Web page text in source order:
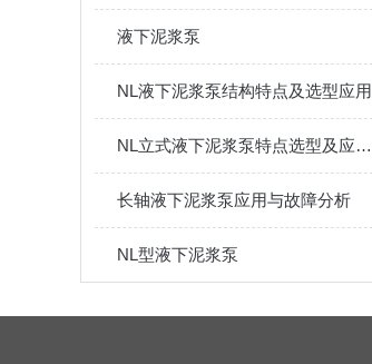
液下泥浆泵
NL液下泥浆泵结构特点及选型应用
NL立式液下泥浆泵特点选型及应用分析
长轴液下泥浆泵应用与故障分析
NL型液下泥浆泵